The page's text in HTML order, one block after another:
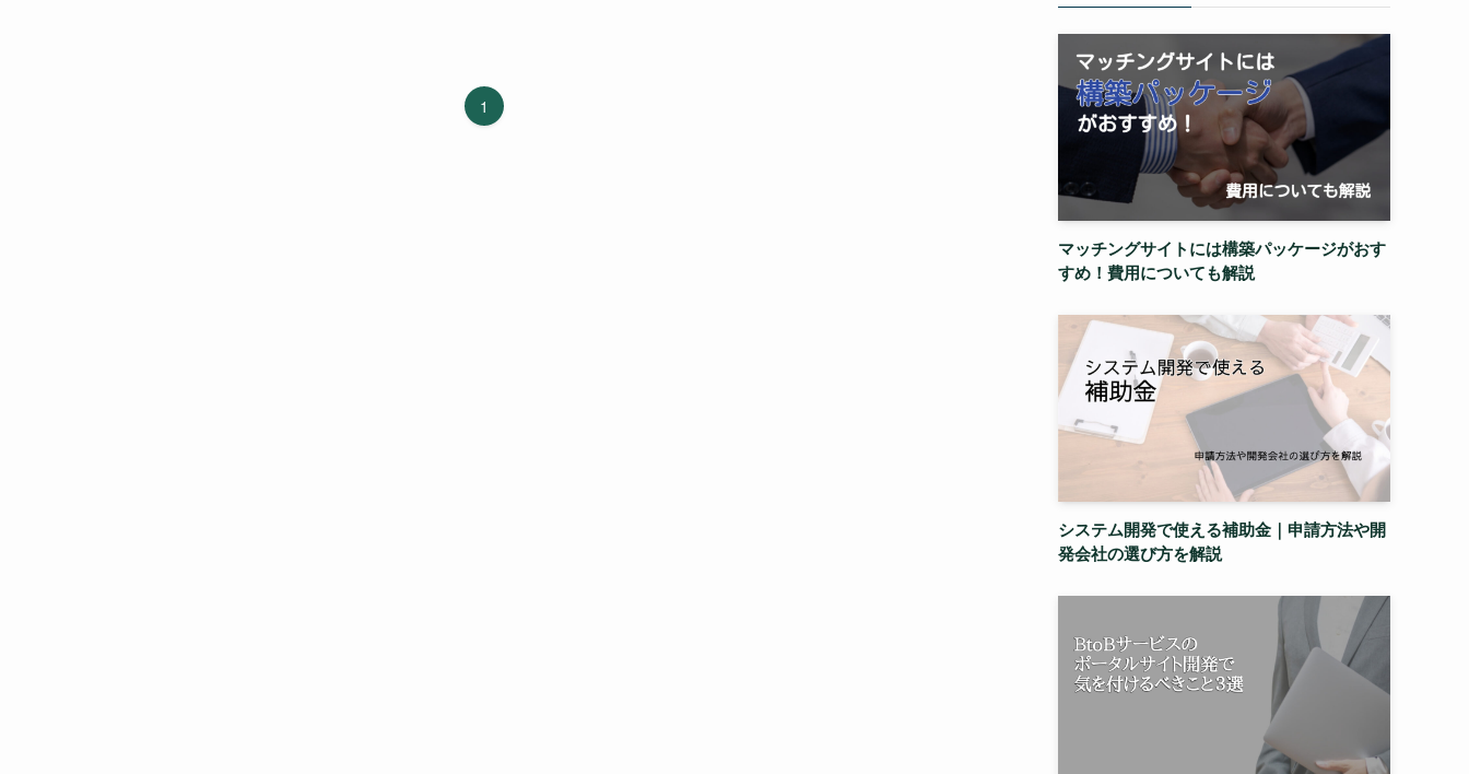
1
マッチングサイトには構築パッケージがおす
すめ！費用についても解説
システム開発で使える補助金｜申請方法や開
発会社の選び方を解説